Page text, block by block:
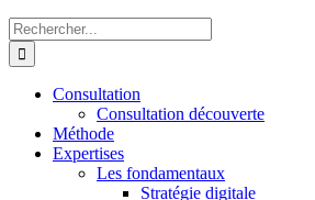
Rechercher:
Consultation
Consultation découverte
Méthode
Expertises
Les fondamentaux
Stratégie digitale